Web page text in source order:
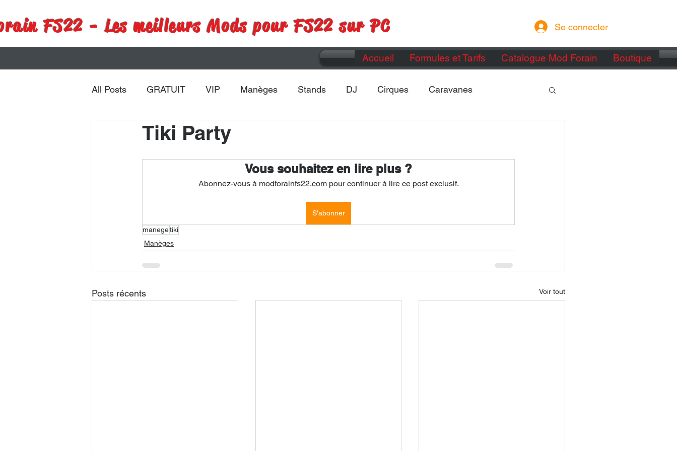
FS22 - Les meilleurs Mods pour FS22 sur PC Se connecter
Accueil Formules et Tarifs Catalogue Mod Forain Boutique
All Posts GRATUIT VIP Manèges Stands DJ Cirques Caravanes
Remorques Véhicules
Tiki Party
Vous souhaitez en lire plus ?
Abonnez-vous à modforainfs22.com pour continuer à lire ce post exclusif.
S'abonner
manegetiki
Manèges
Posts récents Voir tout